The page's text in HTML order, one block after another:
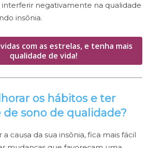
interferir negativamente na qualidade
insônia.
com as estrelas, e tenha mais
qualidade de vida!
os hábitos e ter
sono de qualidade?
causa da sua insônia, fica mais fácil